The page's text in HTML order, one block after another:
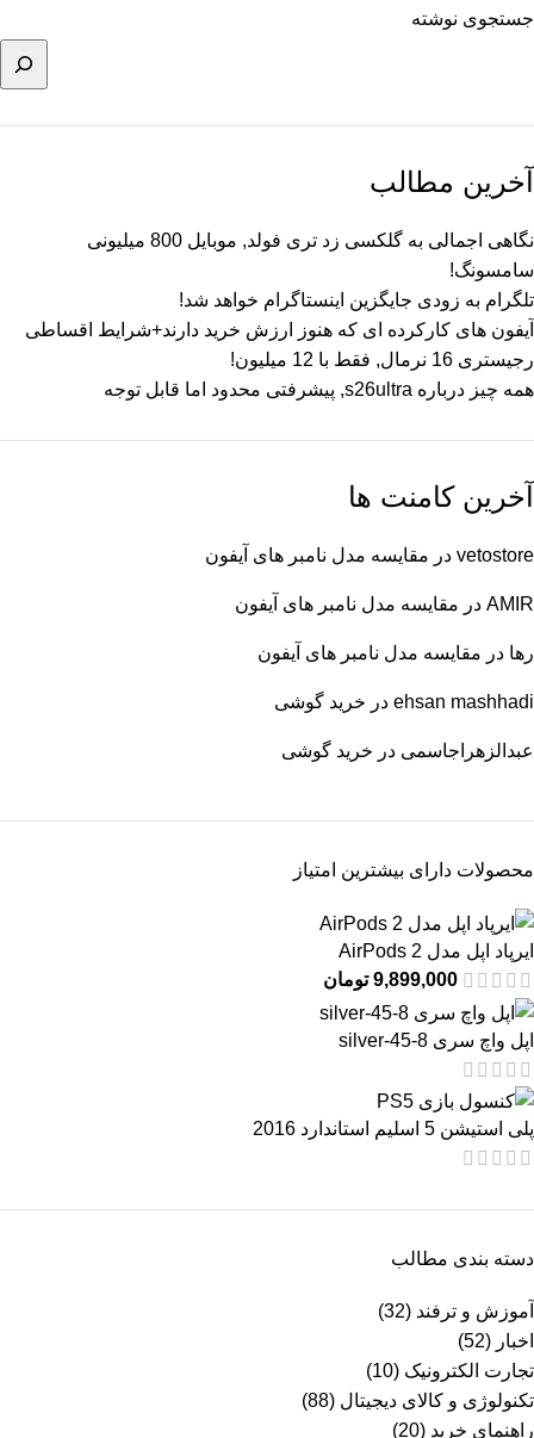
جستجوی نوشته
آخرین مطالب
نگاهی اجمالی به گلکسی زد تری فولد, موبایل 800 میلیونی
سامسونگ!
تلگرام به زودی جایگزین اینستاگرام خواهد شد!
آیفون های کارکرده ای که هنوز ارزش خرید دارند+شرایط اقساطی
رجیستری 16 نرمال, فقط با 12 میلیون!
همه چیز درباره s26ultra, پیشرفتی محدود اما قابل توجه
آخرین کامنت ها
vetostore در مقایسه مدل نامبر های آیفون
AMIR در مقایسه مدل نامبر های آیفون
رها در مقایسه مدل نامبر های آیفون
ehsan mashhadi در خرید گوشی
عبدالزهراجاسمی در خرید گوشی
محصولات دارای بیشترین امتیاز
ایرپاد اپل مدل AirPods 2
9,899,000 تومان
اپل واچ سری 8-45-silver
پلی استیشن 5 اسلیم استاندارد 2016
دسته بندی مطالب
آموزش و ترفند (32)
اخبار (52)
تجارت الکترونیک (10)
تکنولوژی و کالای دیجیتال (88)
راهنمای خرید (20)